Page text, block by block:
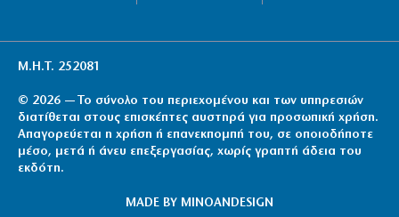
Μ.Η.Τ. 252081
© 2026 — Το σύνολο του περιεχομένου και των υπηρεσιών
διατίθεται στους επισκέπτες αυστηρά για προσωπική χρήση.
Απαγορεύεται η χρήση ή επανεκπομπή του, σε οποιοδήποτε
μέσο, μετά ή άνευ επεξεργασίας, χωρίς γραπτή άδεια του
εκδότη.
MADE BY MINOANDESIGN